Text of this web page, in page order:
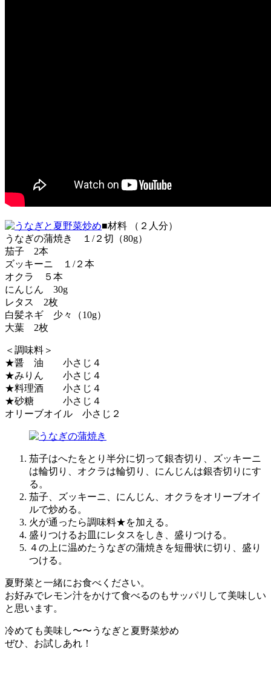
■材料 （２人分）
うなぎの蒲焼き １/２切（80g）
茄子 2本
ズッキーニ １/２本
オクラ ５本
にんじん 30g
レタス 2枚
白髪ネギ 少々（10g）
大葉 2枚
＜調味料＞
★醤 油 小さじ４
★みりん 小さじ４
★料理酒 小さじ４
★砂糖 小さじ４
オリーブオイル 小さじ２
茄子はへたをとり半分に切って銀杏切り、ズッキーニ
は輪切り、オクラは輪切り、にんじんは銀杏切りにす
る。
茄子、ズッキーニ、にんじん、オクラをオリーブオイ
ルで炒める。
火が通ったら調味料★を加える。
盛りつけるお皿にレタスをしき、盛りつける。
４の上に温めたうなぎの蒲焼きを短冊状に切り、盛り
つける。
夏野菜と一緒にお食べください。
お好みでレモン汁をかけて食べるのもサッパリして美味しい
と思います。
冷めても美味し〜〜うなぎと夏野菜炒め
ぜひ、お試しあれ！